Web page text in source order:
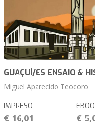
GUAÇUÍ/ES ENSAIO &
Miguel Aparecido Teodoro
IMPRESO
€ 16,01 €